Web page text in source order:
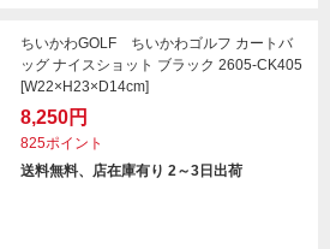
ちいかわGOLF ちいかわゴルフ カートバ
ッグ ナイスショット ブラック 2605-CK405
[W22×H23×D14cm]
8,250円
825ポイント
送料無料、店在庫有り 2～3日出荷